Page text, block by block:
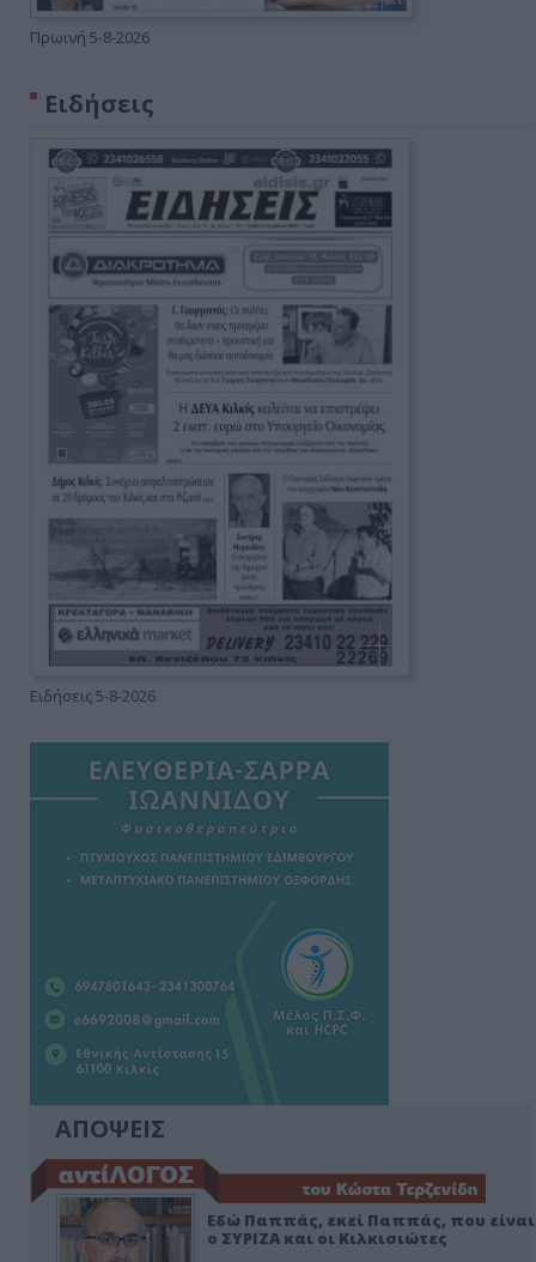
Πρωινή 5-8-2026
Ειδήσεις
Ειδήσεις 5-8-2026
ΑΠΟΨΕΙΣ
Εδώ Παππάς, εκεί Παππάς, που είναι
ο ΣΥΡΙΖΑ και οι Κιλκισιώτες